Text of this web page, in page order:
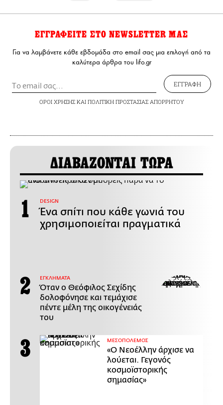
ΕΓΓΡΑΦΕΙΤΕ ΣΤΟ NEWSLETTER ΜΑΣ
Για να λαμβάνετε κάθε εβδομάδα στο email σας μια επιλογή από τα
καλύτερα άρθρα του lifo.gr
ΕΓΓΡΑΦΗ
ΟΡΟΙ ΧΡΗΣΗΣΚΑΙ ΠΟΛΙΤΙΚΗ ΠΡΟΣΤΑΣΙΑΣ ΑΠΟΡΡΗΤΟΥ
ΔΙΑΒΑΖΟΝΤΑΙ ΤΩΡΑ
DESIGN
Ένα σπίτι που κάθε γωνιά του
χρησιμοποιείται πραγματικά
ΕΓΚΛΗΜΑΤΑ
Όταν ο Θεόφιλος Σεχίδης
δολοφόνησε και τεμάχισε
πέντε μέλη της οικογένειάς
του
ΜΕΣΟΠΟΛΕΜΟΣ
«Ο Νεοέλλην άρχισε να
λούεται. Γεγονός
κοσμοϊστορικής
σημασίας»